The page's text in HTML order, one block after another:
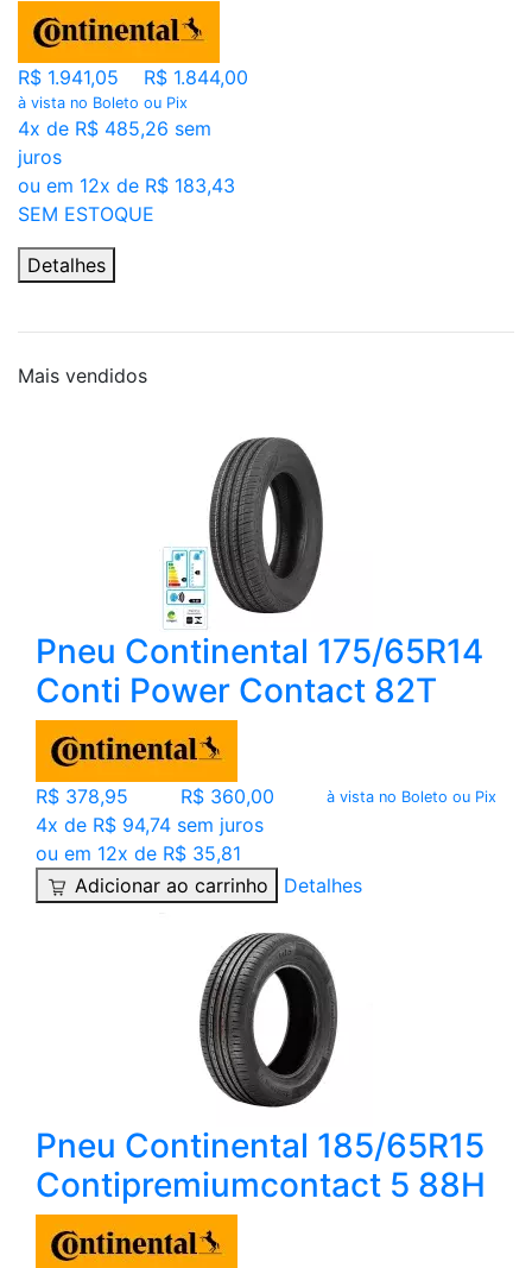
R$ 1.941,05 R$ 1.844,00
à vista no Boleto ou Pix
4x de R$ 485,26 sem
juros
ou em 12x de R$ 183,43
SEM ESTOQUE
Detalhes
Mais vendidos
Pneu Continental 175/65R14
Conti Power Contact 82T
R$ 378,95 R$ 360,00 à vista no Boleto ou Pix
4x de R$ 94,74 sem juros
ou em 12x de R$ 35,81
Adicionar ao carrinho
Detalhes
Pneu Continental 185/65R15
Contipremiumcontact 5 88H